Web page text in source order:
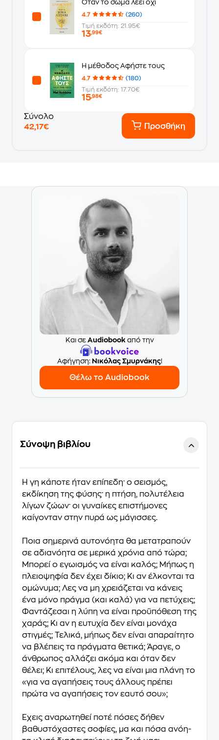
Όταν το σώμα λέει όχι
4.7
(260)
Τιμή εκδότη: 21.95€
13,99€
Η μέθοδος Αφήστε τους
4.7
(180)
Τιμή εκδότη: 17.70€
15,98€
Σύνολο
42,17€
Προσθήκη
Και σε Audiobookαπό την
Aφήγηση: Νικόλας Σμυρνάκης!
Θέλω το Audiobook
Σύνοψη βιβλίου
Η γη κάποτε ήταν επίπεδη· ο σεισμός,
εκδίκηση της φύσης· η πτήση, πολυτέλεια
λίγων ζώων· οι γυναίκες επιστήμονες
καίγονταν στην πυρά ως μάγισσες.
Ποια σημερινά αυτονόητα θα μετατραπούν
σε αδιανόητα σε μερικά χρόνια από τώρα;
Μπορεί ο εγωισμός να είναι καλός; Μήπως η
πλειοψηφία δεν έχει δίκιο; Κι αν έλκονται τα
ομώνυμα; Λες να μη χρειάζεται να κάνεις
ένα μόνο πράγμα (και καλά) για να πετύχεις;
Φαντάζεσαι η λύπη να είναι προϋπόθεση της
χαράς; Κι αν η ευτυχία δεν είναι μονάχα
στιγμές; Τελικά, μήπως δεν είναι απαραίτητο
να βλέπεις τα πράγματα θετικά; Άραγε, ο
άνθρωπος αλλάζει ακόμα και όταν δεν
θέλει; Κι επιτέλους, λες να είναι μια πλάνη το
«για να αγαπήσεις τους άλλους πρέπει
πρώτα να αγαπήσεις τον εαυτό σου»;
Έχεις αναρωτηθεί ποτέ πόσες δήθεν
βαθυστόχαστες σοφίες, μα και πόσα ανόη­